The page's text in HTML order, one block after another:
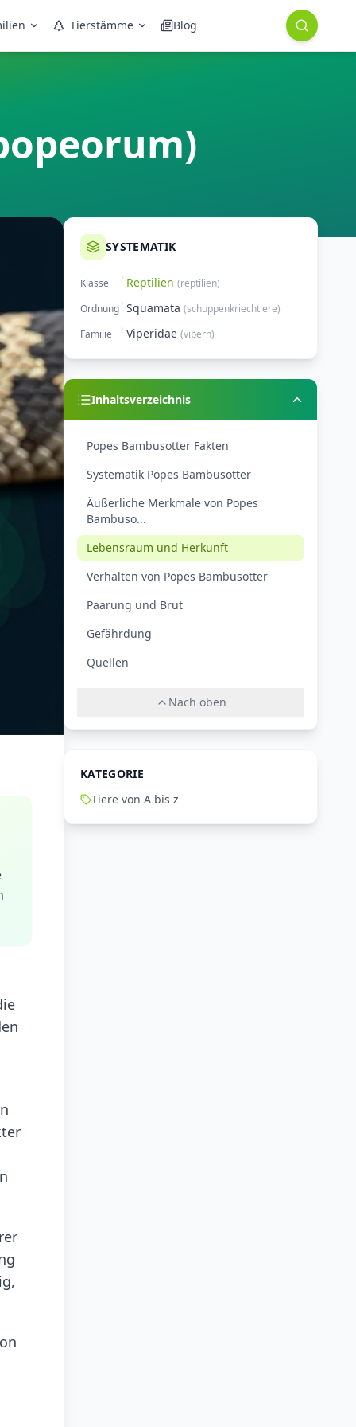
Tierstämme Blog
SYSTEMATIK
Klasse Reptilien (reptilien)
Ordnung Squamata (schuppenkriechtiere)
Familie
Viperidae (vipern)
Inhaltsverzeichnis
Popes Bambusotter Fakten
Systematik Popes Bambusotter
Äußerliche Merkmale von Popes
Bambuso...
Lebensraum und Herkunft
Verhalten von Popes Bambusotter
Paarung und Brut
Gefährdung
Quellen
Nach oben
KATEGORIE
Tiere von A bis z